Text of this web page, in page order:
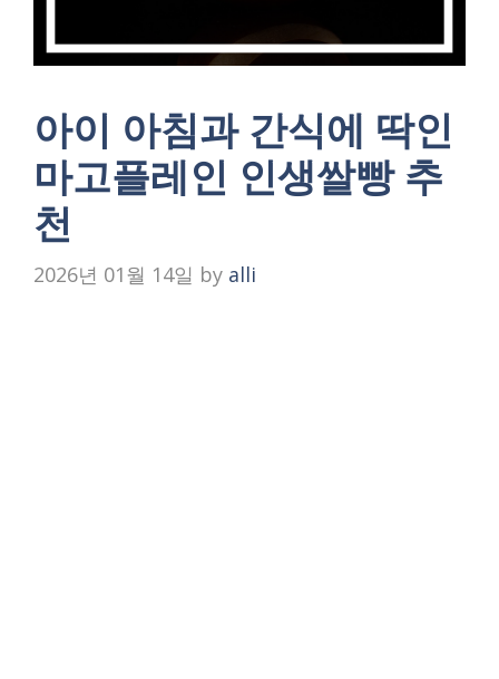
아이 아침과 간식에 딱인
마고플레인 인생쌀빵 추
천
2026년 01월 14일 by alli